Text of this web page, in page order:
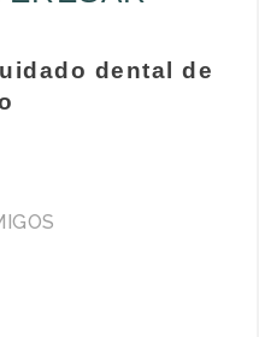
dental de